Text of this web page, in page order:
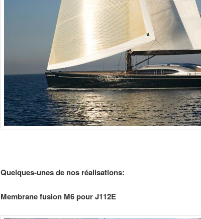
Quelques-unes de nos réalisations:
Membrane fusion M6 pour J112E